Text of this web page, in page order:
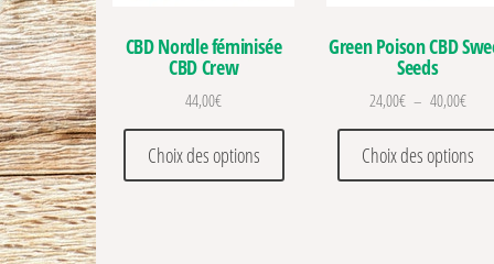
CBD Nordle féminisée
CBD Crew
44,00€
Choix des options
Ce produit a plusieurs
Green Poison CBD
Seeds
24,00€ – 40,00€
Choix des options